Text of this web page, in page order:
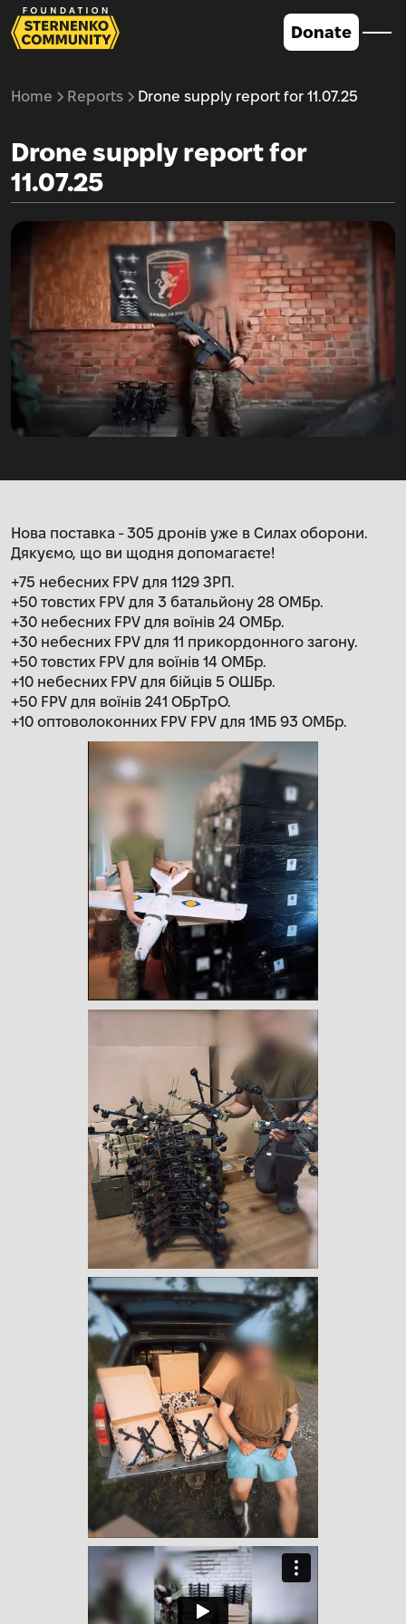
Donate
Home Reports Drone supply report for 11.07.25
Drone supply report for
11.07.25
Нова поставка - 305 дронів уже в Силах оборони.
Дякуємо, що ви щодня допомагаєте!
+75 небесних FPV для 1129 ЗРП.
+50 товстих FPV для 3 батальйону 28 ОМБр.
+30 небесних FPV для воїнів 24 ОМБр.
+30 небесних FPV для 11 прикордонного загону.
+50 товстих FPV для воїнів 14 ОМБр.
+10 небесних FPV для бійців 5 ОШБр.
+50 FPV для воїнів 241 ОБрТрО.
+10 оптоволоконних FPV FPV для 1МБ 93 ОМБр.